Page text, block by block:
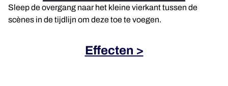
Sleep de overgang naar het kleine vierkant tussen de
scènes in de tijdlijn om deze toe te voegen.
Effecten >